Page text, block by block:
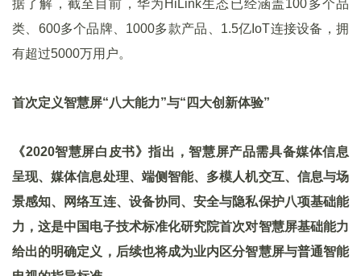
据了解，截至目前，华为HiLink生态已经涵盖100多个品
类、600多个品牌、1000多款产品、1.5亿IoT连接设备，拥
有超过5000万用户。
首次定义智慧屏“八大能力”与“四大创新体验”
《2020智慧屏白皮书》指出，智慧屏产品需具备媒体信息
呈现、媒体信息处理、端侧智能、多模人机交互、信息与场
景感知、网络互连、设备协同、安全与隐私保护八项基础能
力，这是中国电子技术标准化研究院首次对智慧屏基础能力
给出的明确定义，后续也将成为业内区分智慧屏与普通智能